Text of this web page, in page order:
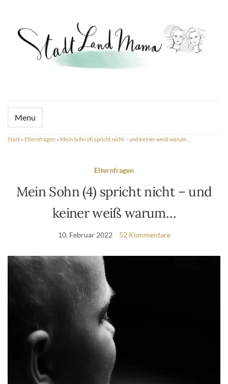
Menu
Start » Elternfragen » Mein Sohn (4) spricht nicht – und keiner weiß warum…
Elternfragen
Mein Sohn (4) spricht nicht – und
keiner weiß warum…
10. Februar 2022 52 Kommentare